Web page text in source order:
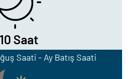
10 Saat
Saati - Ay Batış Saati